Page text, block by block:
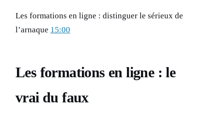
Les formations en ligne : distinguer le sérieux de
l’arnaque 15:00
Les formations en ligne : le
vrai du faux